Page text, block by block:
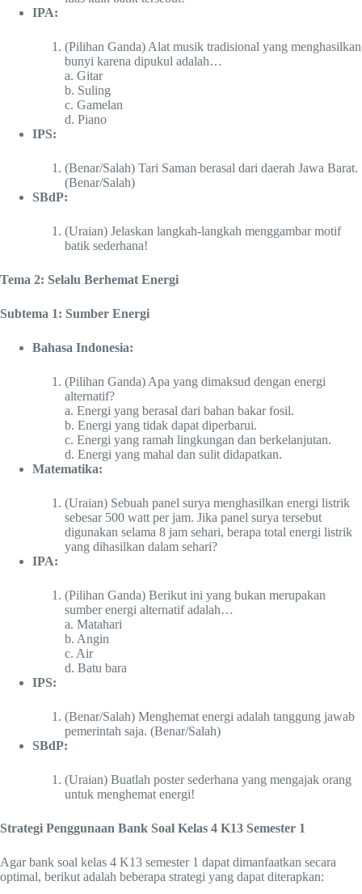
IPA:
(Pilihan Ganda) Alat musik tradisional yang menghasilkan
bunyi karena dipukul adalah…
a. Gitar
b. Suling
c. Gamelan
d. Piano
IPS:
(Benar/Salah) Tari Saman berasal dari daerah Jawa Barat.
(Benar/Salah)
SBdP:
(Uraian) Jelaskan langkah-langkah menggambar motif
batik sederhana!
Tema 2: Selalu Berhemat Energi
Subtema 1: Sumber Energi
Bahasa Indonesia:
(Pilihan Ganda) Apa yang dimaksud dengan energi
alternatif?
a. Energi yang berasal dari bahan bakar fosil.
b. Energi yang tidak dapat diperbarui.
c. Energi yang ramah lingkungan dan berkelanjutan.
d. Energi yang mahal dan sulit didapatkan.
Matematika:
(Uraian) Sebuah panel surya menghasilkan energi listrik
sebesar 500 watt per jam. Jika panel surya tersebut
digunakan selama 8 jam sehari, berapa total energi listrik
yang dihasilkan dalam sehari?
IPA:
(Pilihan Ganda) Berikut ini yang bukan merupakan
sumber energi alternatif adalah…
a. Matahari
b. Angin
c. Air
d. Batu bara
IPS:
(Benar/Salah) Menghemat energi adalah tanggung jawab
pemerintah saja. (Benar/Salah)
SBdP:
(Uraian) Buatlah poster sederhana yang mengajak orang
untuk menghemat energi!
Strategi Penggunaan Bank Soal Kelas 4 K13 Semester 1
Agar bank soal kelas 4 K13 semester 1 dapat dimanfaatkan secara
optimal, berikut adalah beberapa strategi yang dapat diterapkan: